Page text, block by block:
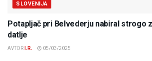
SLOVENIJA
Potapljač pri Belvederju nabiral strogo
datlje
AVTOR I.R. 05/03/2025